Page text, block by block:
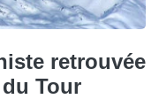
retrouvée
Tour